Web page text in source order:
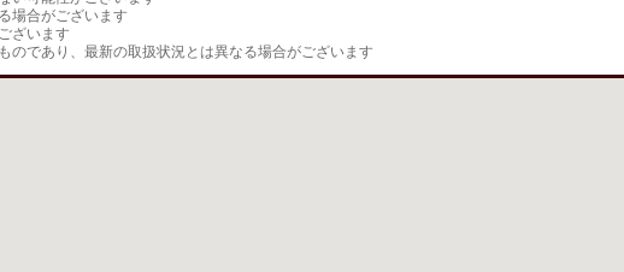
場合がございます
ざいます
のであり、最新の取扱状況とは異なる場合がございます